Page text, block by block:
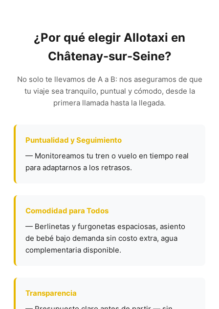
¿Por qué elegir Allotaxi en
Châtenay-sur-Seine?
No solo te llevamos de A a B: nos aseguramos de que
tu viaje sea tranquilo, puntual y cómodo, desde la
primera llamada hasta la llegada.
Puntualidad y Seguimiento
— Monitoreamos tu tren o vuelo en tiempo real
para adaptarnos a los retrasos.
Comodidad para Todos
— Berlinetas y furgonetas espaciosas, asiento
de bebé bajo demanda sin costo extra, agua
complementaria disponible.
Transparencia